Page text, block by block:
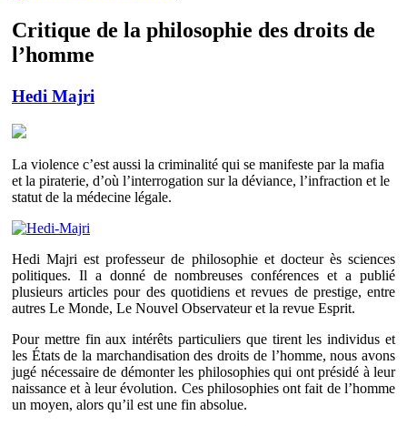
Critique de la philosophie des droits de
l’homme
Hedi Majri
La violence c’est aussi la criminalité qui se manifeste par la mafia
et la piraterie, d’où l’interrogation sur la déviance, l’infraction et le
statut de la médecine légale.
Hedi Majri est professeur de philosophie et docteur ès sciences
politiques. Il a donné de nombreuses conférences et a publié
plusieurs articles pour des quotidiens et revues de prestige, entre
autres Le Monde, Le Nouvel Observateur et la revue Esprit.
Pour mettre fin aux intérêts particuliers que tirent les individus et
les États de la marchandisation des droits de l’homme, nous avons
jugé nécessaire de démonter les philosophies qui ont présidé à leur
naissance et à leur évolution. Ces philosophies ont fait de l’homme
un moyen, alors qu’il est une fin absolue.